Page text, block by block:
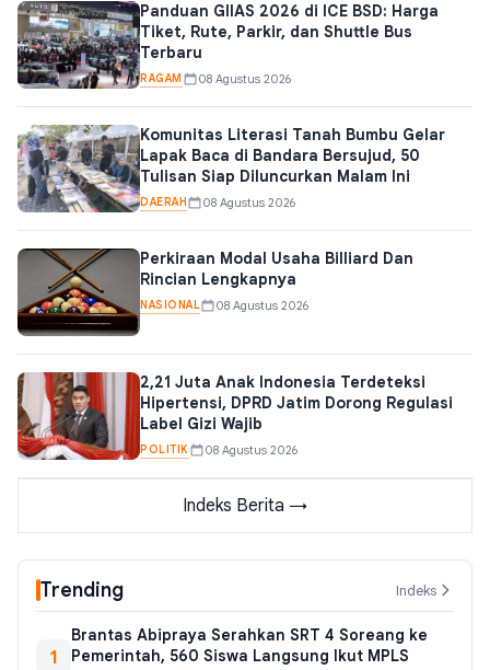
Panduan GIIAS 2026 di ICE BSD: Harga
Tiket, Rute, Parkir, dan Shuttle Bus
Terbaru
RAGAM 08 Agustus 2026
Komunitas Literasi Tanah Bumbu Gelar
Lapak Baca di Bandara Bersujud, 50
Tulisan Siap Diluncurkan Malam Ini
DAERAH 08 Agustus 2026
Perkiraan Modal Usaha Billiard Dan
Rincian Lengkapnya
NASIONAL 08 Agustus 2026
2,21 Juta Anak Indonesia Terdeteksi
Hipertensi, DPRD Jatim Dorong Regulasi
Label Gizi Wajib
POLITIK 08 Agustus 2026
Indeks Berita →
Trending Indeks
1
Brantas Abipraya Serahkan SRT 4 Soreang ke
Pemerintah, 560 Siswa Langsung Ikut MPLS